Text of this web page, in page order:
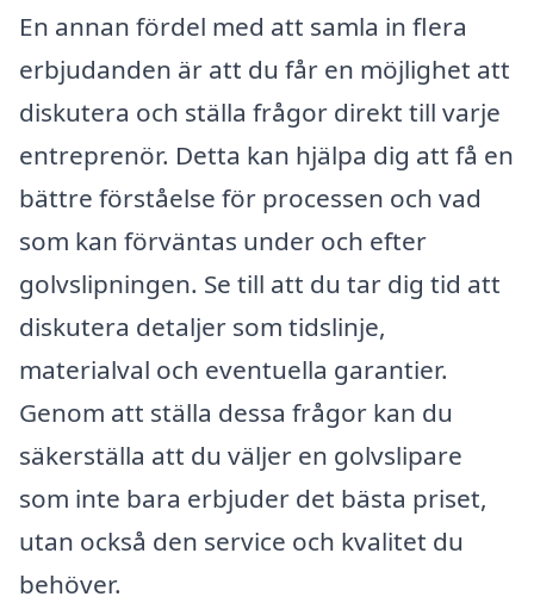
En annan fördel med att samla in flera
erbjudanden är att du får en möjlighet att
diskutera och ställa frågor direkt till varje
entreprenör. Detta kan hjälpa dig att få en
bättre förståelse för processen och vad
som kan förväntas under och efter
golvslipningen. Se till att du tar dig tid att
diskutera detaljer som tidslinje,
materialval och eventuella garantier.
Genom att ställa dessa frågor kan du
säkerställa att du väljer en golvslipare
som inte bara erbjuder det bästa priset,
utan också den service och kvalitet du
behöver.